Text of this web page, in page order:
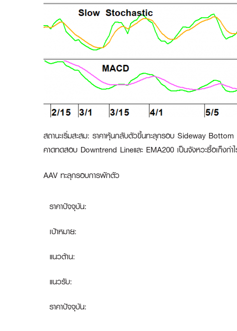
สถานะเริ่มสะสม: ราคาหุ้นกลับตัวขึ้นทะลุกรอบ Sideway
คาดทดสอบ Downtrend Lineและ EMA200 เป็นจังหวะซื้อเก็งกำ
AAV ทะลุกรอบการพักตัว
ราคาปัจจุบัน:
เป้าหมาย:
แนวต้าน:
แนวรับ:
ราคาปัจจุบัน: